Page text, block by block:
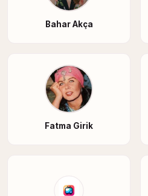
Bahar Akça
Fatma Girik